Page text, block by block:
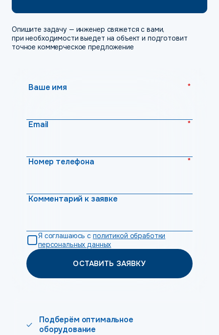
Опишите задачу — инженер свяжется с вами,
при необходимости выедет на объект и подготовит
точное коммерческое предложение
Ваше имя *
Email *
Номер телефона *
Комментарий к заявке
Я соглашаюсь с политикой обработки
персональных данных
ОСТАВИТЬ ЗАЯВКУ
Подберём оптимальное
оборудование